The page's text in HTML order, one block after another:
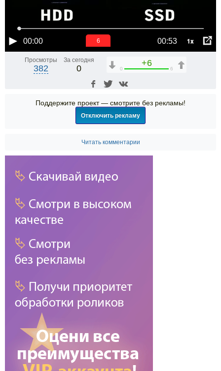
00:00 00:53 1x
6
Просмотры
382
За сегодня
0
+6
0 6
Поддержите проект — смотрите без рекламы!
Отключить рекламу
Читать комментарии